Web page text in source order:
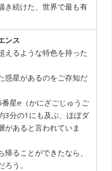
き続けた、世界で最も有
ンス
えるような特色を持った
惑星があるのをご存知だ
星e（かにざごじゅうご
3分の1にも及ぶ、ほぼダ
があると言われていま
ることができたなら、
う。